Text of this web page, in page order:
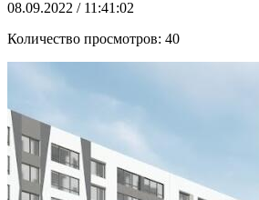
08.09.2022 / 11:41:02
Количество просмотров: 40